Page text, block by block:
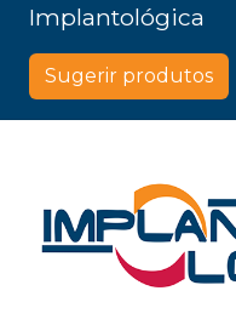
Implantológica
Sugerir produtos